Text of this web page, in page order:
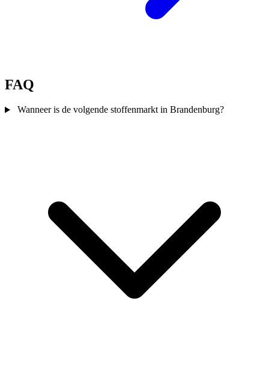
FAQ
Wanneer is de volgende stoffenmarkt in Brandenburg?